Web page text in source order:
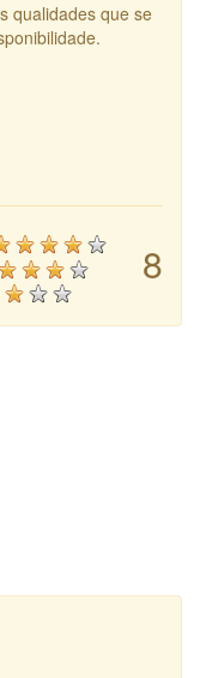
qualidades que se
8